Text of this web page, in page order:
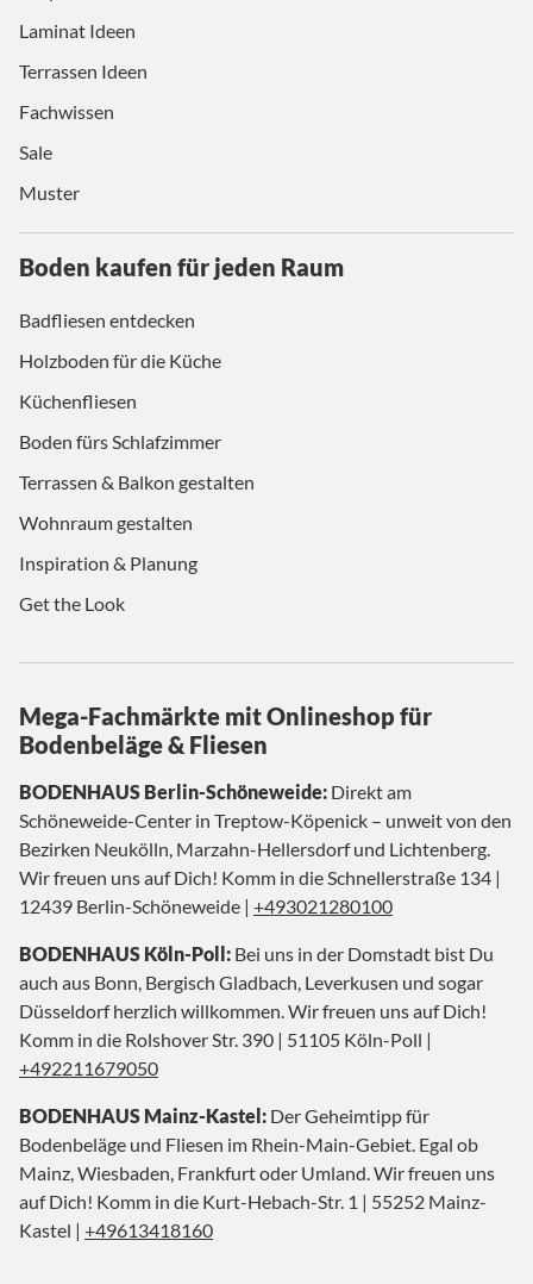
Laminat Ideen
Terrassen Ideen
Fachwissen
Sale
Muster
Boden kaufen für jeden Raum
Badfliesen entdecken
Holzboden für die Küche
Küchenfliesen
Boden fürs Schlafzimmer
Terrassen & Balkon gestalten
Wohnraum gestalten
Inspiration & Planung
Get the Look
Mega-Fachmärkte mit Onlineshop für
Bodenbeläge & Fliesen
BODENHAUS Berlin-Schöneweide: Direkt am
Schöneweide-Center in Treptow-Köpenick – unweit von den
Bezirken Neukölln, Marzahn-Hellersdorf und Lichtenberg.
Wir freuen uns auf Dich! Komm in die Schnellerstraße 134 |
12439 Berlin-Schöneweide | +493021280100
BODENHAUS Köln-Poll: Bei uns in der Domstadt bist Du
auch aus Bonn, Bergisch Gladbach, Leverkusen und sogar
Düsseldorf herzlich willkommen. Wir freuen uns auf Dich!
Komm in die Rolshover Str. 390 | 51105 Köln-Poll |
+492211679050
BODENHAUS Mainz-Kastel: Der Geheimtipp für
Bodenbeläge und Fliesen im Rhein-Main-Gebiet. Egal ob
Mainz, Wiesbaden, Frankfurt oder Umland. Wir freuen uns
auf Dich! Komm in die Kurt-Hebach-Str. 1 | 55252 Mainz-
Kastel | +49613418160